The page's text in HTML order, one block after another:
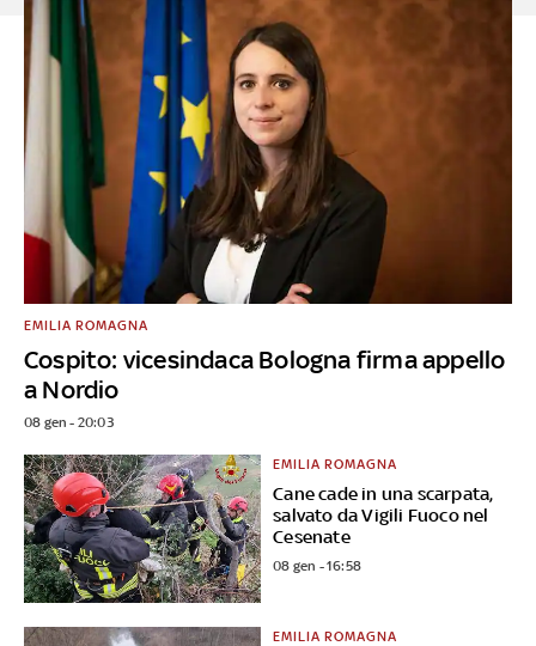
Cospito: vicesindaca Bologna firma appello
a Nordio
EMILIA ROMAGNA
08 gen - 20:03
Cane cade in una scarpata,
salvato da Vigili Fuoco nel
Cesenate
EMILIA ROMAGNA
08 gen - 16:58
EMILIA ROMAGNA